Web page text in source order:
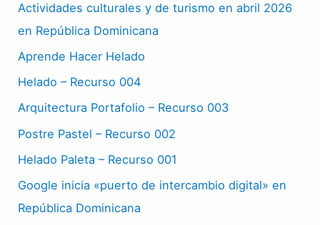
Actividades culturales y de turismo en abril 2026
en República Dominicana
Aprende Hacer Helado
Helado – Recurso 004
Arquitectura Portafolio – Recurso 003
Postre Pastel – Recurso 002
Helado Paleta – Recurso 001
Google inicia «puerto de intercambio digital» en
República Dominicana